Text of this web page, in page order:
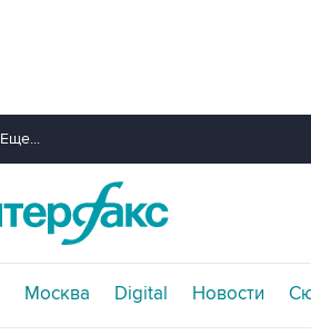
Еще...
Москва Digital Новости